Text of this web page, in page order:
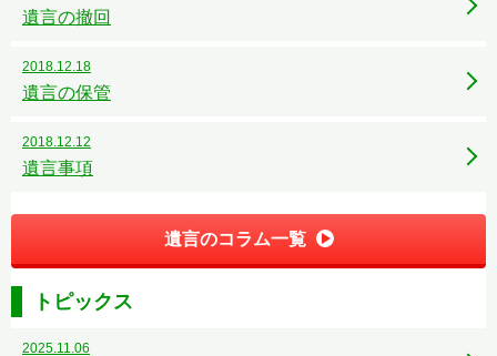
遺言の撤回
2018.12.18
遺言の保管
2018.12.12
遺言事項
遺言のコラム一覧
トピックス
2025.11.06